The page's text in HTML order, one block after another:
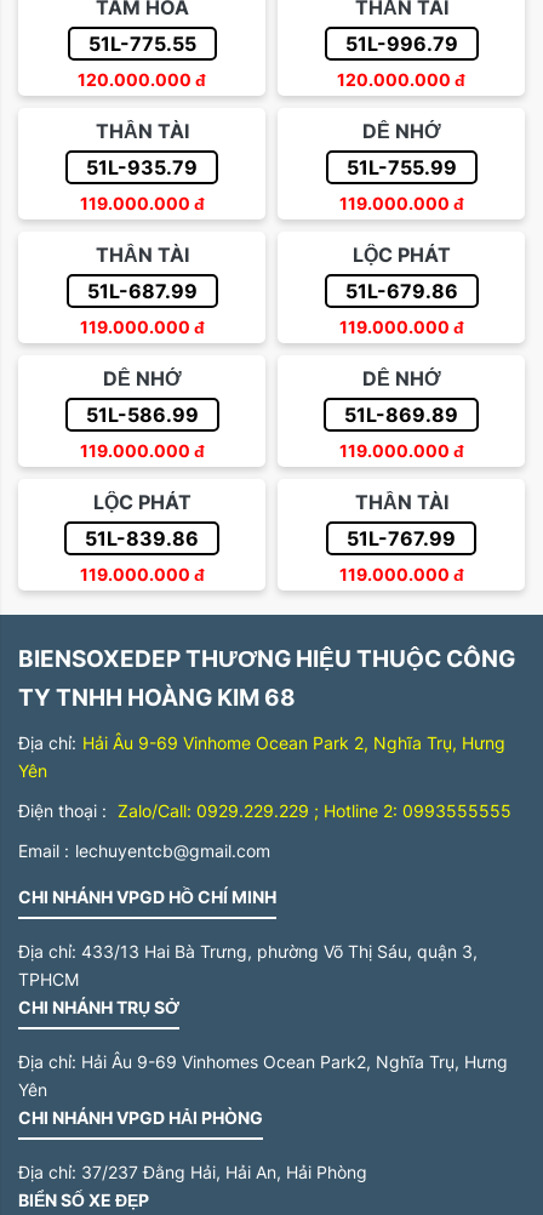
TAM HOA
51L-775.55
120.000.000 đ
THẦN TÀI
51L-996.79
120.000.000 đ
THẦN TÀI
51L-935.79
119.000.000 đ
DỄ NHỚ
51L-755.99
119.000.000 đ
THẦN TÀI
51L-687.99
119.000.000 đ
LỘC PHÁT
51L-679.86
119.000.000 đ
DỄ NHỚ
51L-586.99
119.000.000 đ
DỄ NHỚ
51L-869.89
119.000.000 đ
LỘC PHÁT
51L-839.86
119.000.000 đ
THẦN TÀI
51L-767.99
119.000.000 đ
BIENSOXEDEP THƯƠNG HIỆU THUỘC CÔNG
TY TNHH HOÀNG KIM 68
Địa chỉ: Hải Âu 9-69 Vinhome Ocean Park 2, Nghĩa Trụ, Hưng
Yên
Điện thoại : Zalo/Call: 0929.229.229 ; Hotline 2: 0993555555
Email : lechuyentcb@gmail.com
CHI NHÁNH VPGD HỒ CHÍ MINH
Địa chỉ: 433/13 Hai Bà Trưng, phường Võ Thị Sáu, quận 3,
TPHCM
CHI NHÁNH TRỤ SỞ
Địa chỉ: Hải Âu 9-69 Vinhomes Ocean Park2, Nghĩa Trụ, Hưng
Yên
CHI NHÁNH VPGD HẢI PHÒNG
Địa chỉ: 37/237 Đằng Hải, Hải An, Hải Phòng
BIỂN SỐ XE ĐẸP